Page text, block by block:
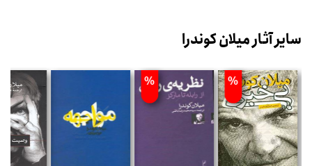
سایر آثار میلان کوندرا
%
%